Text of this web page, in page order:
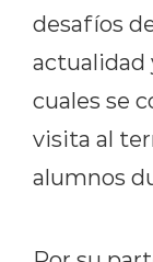
desafíos
actualidad
cuales se
visita al
alumnos